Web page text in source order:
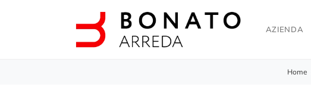
AZIENDA
Home